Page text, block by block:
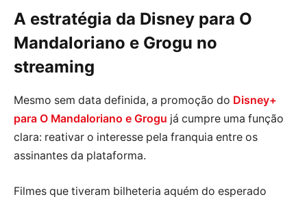
A estratégia da Disney para O
Mandaloriano e Grogu no
streaming
Mesmo sem data definida, a promoção do Disney+
para O Mandaloriano e Grogu já cumpre uma função
clara: reativar o interesse pela franquia entre os
assinantes da plataforma.
Filmes que tiveram bilheteria aquém do esperado